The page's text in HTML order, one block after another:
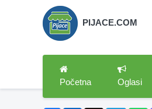
PIJACE.COM
Početna Oglasi